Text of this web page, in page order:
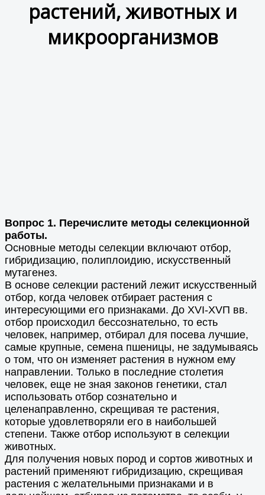
растений, животных и
микроорганизмов
Вопрос 1. Перечислите методы селекционной
работы.
Основные методы селекции включают отбор,
гибридизацию, полиплоидию, искусственный
мутагенез.
В основе селекции растений лежит искусственный
отбор, когда человек отбирает растения с
интересующими его признаками. До ХVI-ХVП вв.
отбор происходил бессознательно, то есть
человек, например, отбирал для посева лучшие,
самые крупные, семена пшеницы, не задумываясь
о том, что он изменяет растения в нужном ему
направлении. Только в последние столетия
человек, еще не зная законов генетики, стал
использовать отбор сознательно и
целенаправленно, скрещивая те растения,
которые удовлетворяли его в наибольшей
степени. Также отбор используют в селекции
животных.
Для получения новых пород и сортов животных и
растений применяют гибридизацию, скрещивая
растения с желательными признаками и в